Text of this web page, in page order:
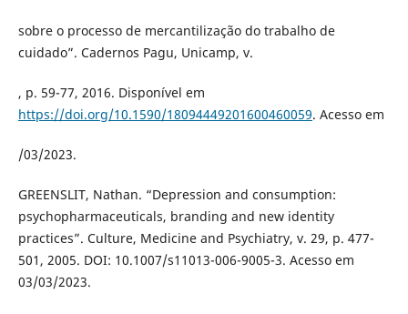
sobre o processo de mercantilização do trabalho de
cuidado”. Cadernos Pagu, Unicamp, v.
, p. 59-77, 2016. Disponível em
https://doi.org/10.1590/18094449201600460059. Acesso em
/03/2023.
GREENSLIT, Nathan. “Depression and consumption:
psychopharmaceuticals, branding and new identity
practices”. Culture, Medicine and Psychiatry, v. 29, p. 477-
501, 2005. DOI: 10.1007/s11013-006-9005-3. Acesso em
03/03/2023.